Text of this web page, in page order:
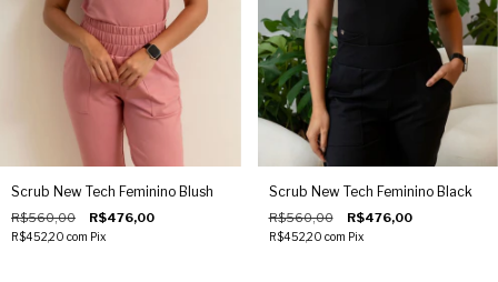
descubra como elevar sua imagem com peças que valorizam cada
detalhe do seu dia a dia clínico.
Scrub New Tech Feminino Blush
R$560,00 R$476,00
R$452,20 com Pix
Scrub New Tech Feminino Black
R$560,00 R$476,00
R$452,20 com Pix